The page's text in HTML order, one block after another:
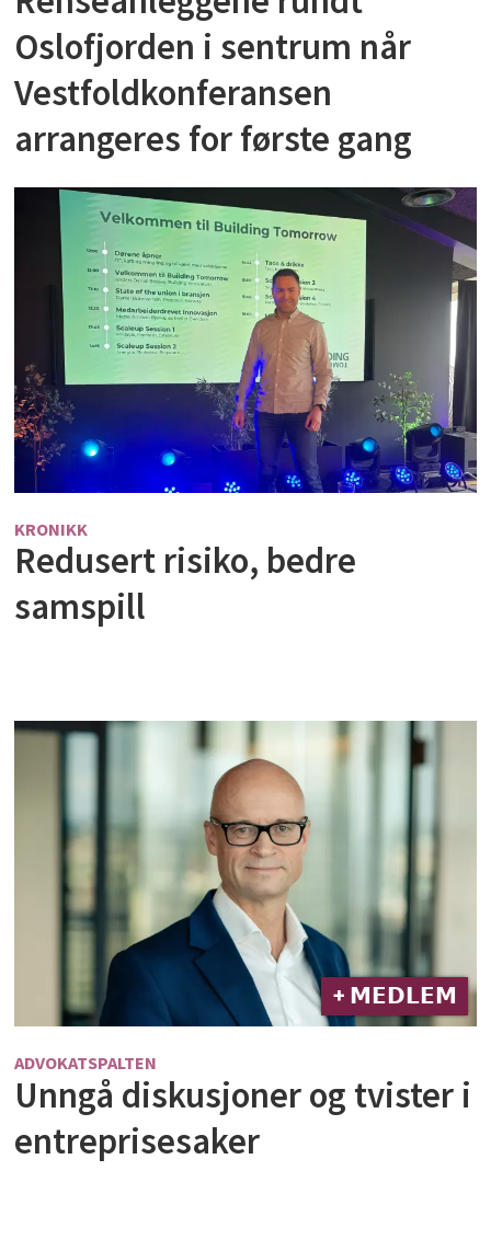
Oslofjorden i sentrum når
Vestfoldkonferansen
arrangeres for første gang
KRONIKK
Redusert risiko, bedre
samspill
+ 𝗠𝗘𝗗𝗟𝗘𝗠
ADVOKATSPALTEN
Unngå diskusjoner og tvister i
entreprisesaker